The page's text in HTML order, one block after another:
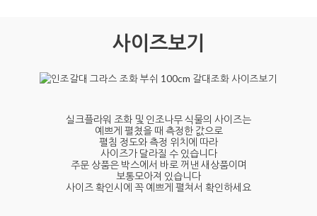
사이즈보기
실크플라워 조화 및 인조나무 식물의 사이즈는
예쁘게 펼쳤을 때 측정한 값으로
펼침 정도와 측정 위치에 따라
사이즈가 달라질 수 있습니다
주문 상품은 박스에서 바로 꺼낸 새상품이며
보통모아져 있습니다
사이즈 확인시에 꼭 예쁘게 펼쳐서 확인하세요